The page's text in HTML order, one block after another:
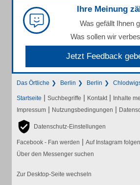
Ihre Meinung
Was gefällt Ihnen
Was sollen wir
Jetzt Feedback
Das Örtliche Berlin Berlin
Startseite | Suchbegriffe | Kontakt | Inhalte
Impressum | Nutzungsbedingungen |
Datenschutz-Einstellungen
Facebook - Fan werden | Auf Instagram folgen
Über den Messenger suchen
Zur Desktop-Seite wechseln